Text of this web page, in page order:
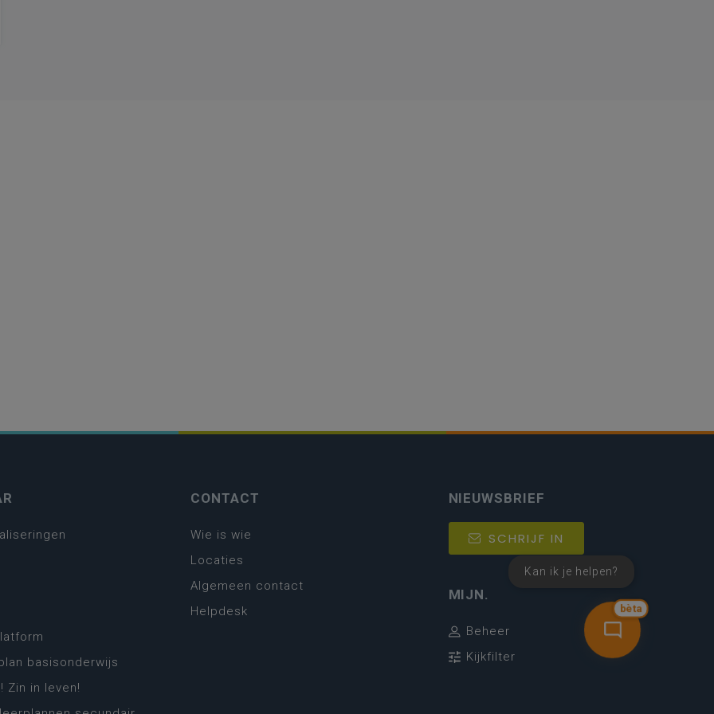
bèta
Kan ik je helpen?
basisonderwijs
Zin in leven!
CONTACT
Wie is wie
Locaties
Algemeen contact
Helpdesk
NIEUWSBRIEF
SCHRIJF IN
MIJN.
Beheer
Kijkfilter